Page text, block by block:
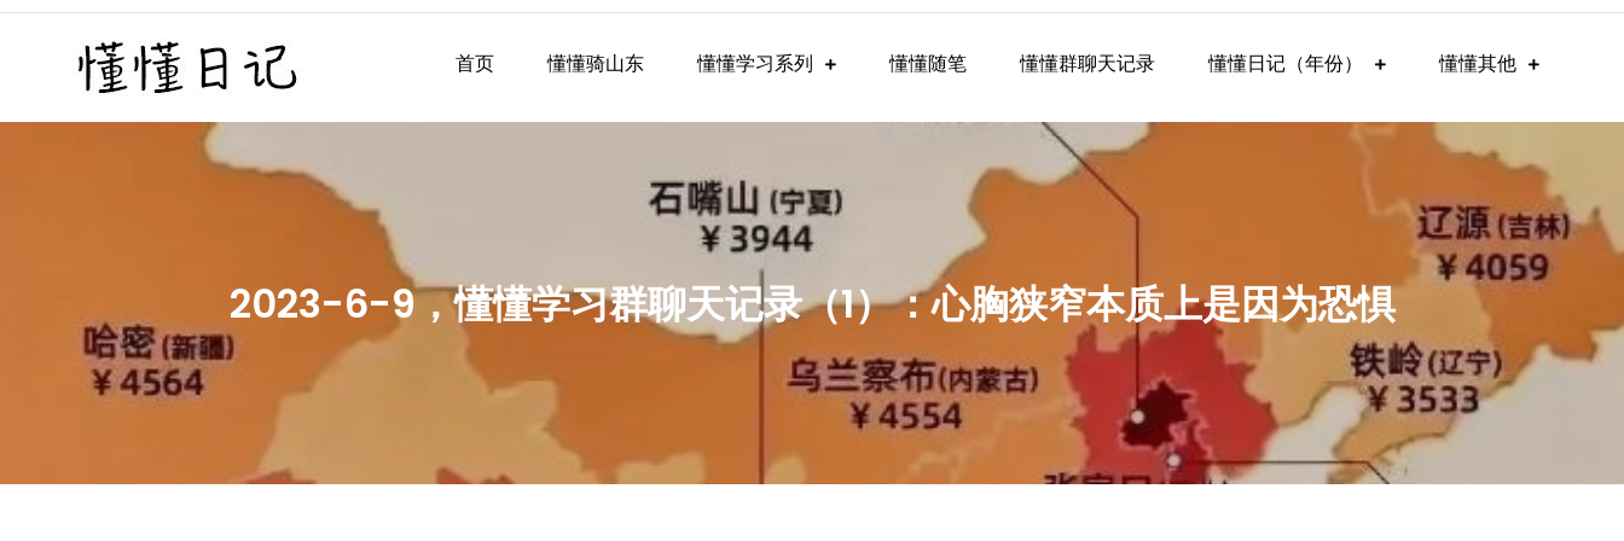
Skip
懂懂日记
懂懂日记网每天同步更新懂懂学习群内容
首页 懂懂骑山东 懂懂学习系列 懂懂随笔 懂懂群聊天记录 懂懂日记（年份） 懂懂其他
2023-6-9，懂懂学习群聊天记录（1）：心胸狭窄本质上是因为恐惧